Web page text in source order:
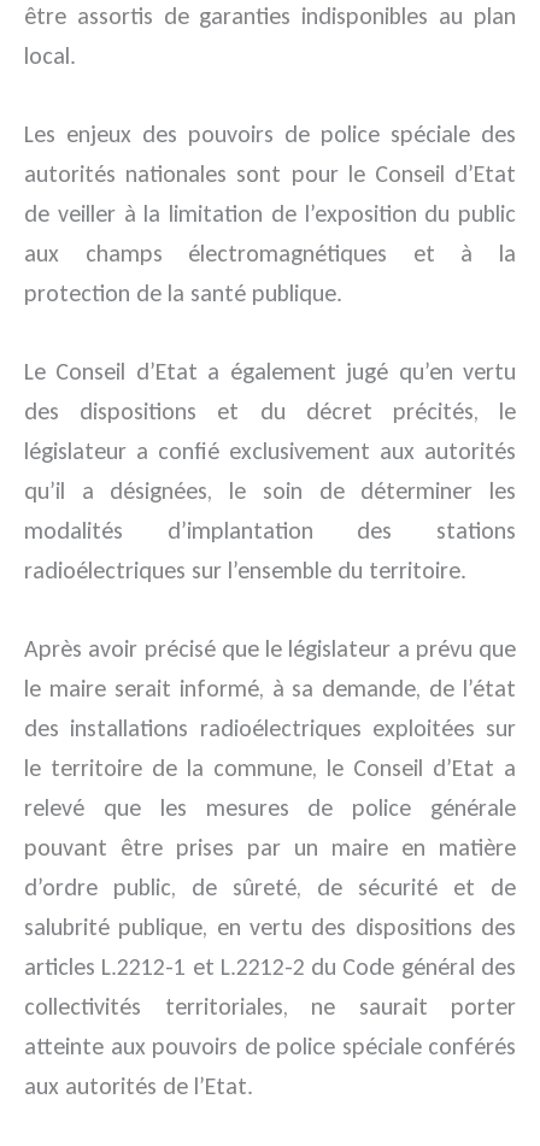
être assortis de garanties indisponibles au plan
local.
Les enjeux des pouvoirs de police spéciale des
autorités nationales sont pour le Conseil d’Etat
de veiller à la limitation de l’exposition du public
aux champs électromagnétiques et à la
protection de la santé publique.
Le Conseil d’Etat a également jugé qu’en vertu
des dispositions et du décret précités, le
législateur a confié exclusivement aux autorités
qu’il a désignées, le soin de déterminer les
modalités d’implantation des stations
radioélectriques sur l’ensemble du territoire.
Après avoir précisé que le législateur a prévu que
le maire serait informé, à sa demande, de l’état
des installations radioélectriques exploitées sur
le territoire de la commune, le Conseil d’Etat a
relevé que les mesures de police générale
pouvant être prises par un maire en matière
d’ordre public, de sûreté, de sécurité et de
salubrité publique, en vertu des dispositions des
articles L.2212-1 et L.2212-2 du Code général des
collectivités territoriales, ne saurait porter
atteinte aux pouvoirs de police spéciale conférés
aux autorités de l’Etat.